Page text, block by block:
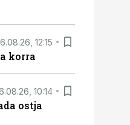
12:15
korra
10:14
ostja